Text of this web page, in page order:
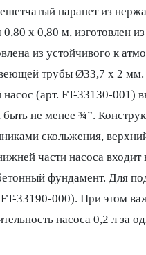
парапет из
0,80 x 0,80 м, изготовлен
из устойчивого к
трубы Ø33,7 x 2 мм.
(арт. FT-33130-001)
не менее ¾”.
скольжения,
части насоса
фундамент. Для
33190-000). При этом
насоса 0,2 л за